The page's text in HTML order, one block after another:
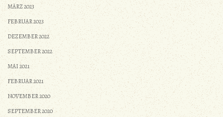
MÄRZ 2023
FEBRUAR 2023
DEZEMBER 2022
SEPTEMBER 2022
MAI 2021
FEBRUAR 2021
NOVEMBER 2020
SEPTEMBER 2020